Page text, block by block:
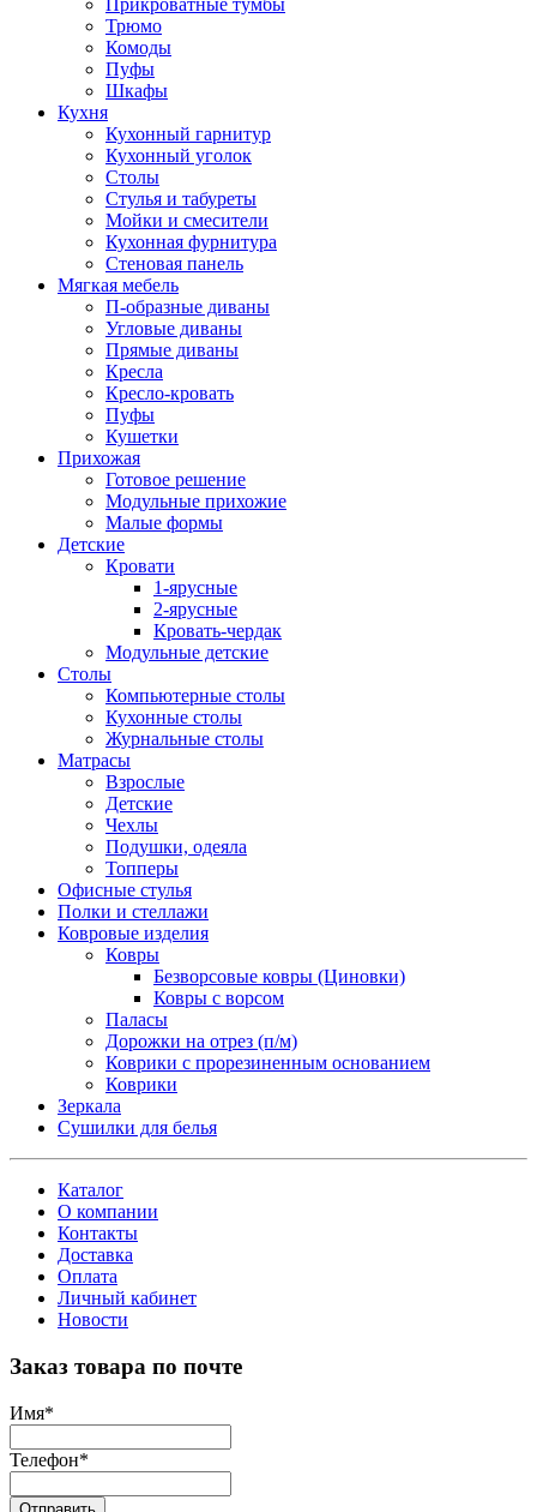
Прикроватные тумбы
Трюмо
Комоды
Пуфы
Шкафы
Кухня
Кухонный гарнитур
Кухонный уголок
Столы
Стулья и табуреты
Мойки и смесители
Кухонная фурнитура
Стеновая панель
Мягкая мебель
П-образные диваны
Угловые диваны
Прямые диваны
Кресла
Кресло-кровать
Пуфы
Кушетки
Прихожая
Готовое решение
Модульные прихожие
Малые формы
Детские
Кровати
1-ярусные
2-ярусные
Кровать-чердак
Модульные детские
Столы
Компьютерные столы
Кухонные столы
Журнальные столы
Матрасы
Взрослые
Детские
Чехлы
Подушки, одеяла
Топперы
Офисные стулья
Полки и стеллажи
Ковровые изделия
Ковры
Безворсовые ковры (Циновки)
Ковры с ворсом
Паласы
Дорожки на отрез (п/м)
Коврики с прорезиненным основанием
Коврики
Зеркала
Сушилки для белья
Каталог
О компании
Контакты
Доставка
Оплата
Личный кабинет
Новости
Заказ товара по почте
Имя*
Телефон*